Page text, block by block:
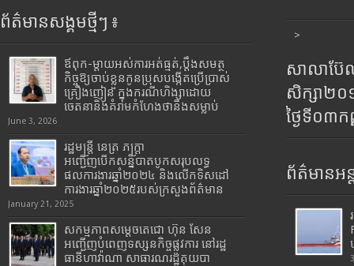
ព័ត៌មានសង្គមថ្មីៗ ៖
ឪពុក-ម្ដាយអស់ការអត់ធ្មត់,ប្ដឹងសមត្ថ
កិច្ចឱ្យចាប់ខ្លួនកូនប្រុសបង្កើតប្រើប្រាស់
គ្រឿងញៀន ក្នុងករណីហិង្សាដោយ
ចេតនានិងគំរាមកំហែងថានឹងសម្លាប់
June 3, 2026
រដ្ឋមន្រ្តី​ នេត្រ​ ភក្ត្រា​
អញ្ជើញបើកសន្និបាតបូកសរុបលទ្ធ
ផលការងារឆ្នាំ២០២៤ និងលើកទិសដៅ
ការងារឆ្នាំ២០២៥របស់​ក្រសួង​ព័ត៌មាន​
January 21, 2025
សកម្មភាពសម្តេចតេជោ ហ៊ុន សែន
អញ្ជើញបំពេញទស្សនកិច្ចផ្លូវការ នៅរដ្ឋ
ធានីហាវ៉ាណា សាធារណរដ្ឋគុយបា
>
សាលាប៊ែ
សិក្សា២
ថ្ងៃទី០៣
ព័ត៌មានអន្